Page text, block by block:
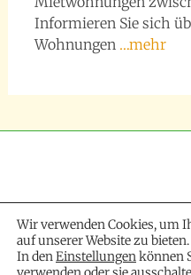
Informieren Sie sich
Wohnungen …mehr
Wir verwenden Cookies, um
auf unserer Website zu bieten.
In denEinstellungenkönnen